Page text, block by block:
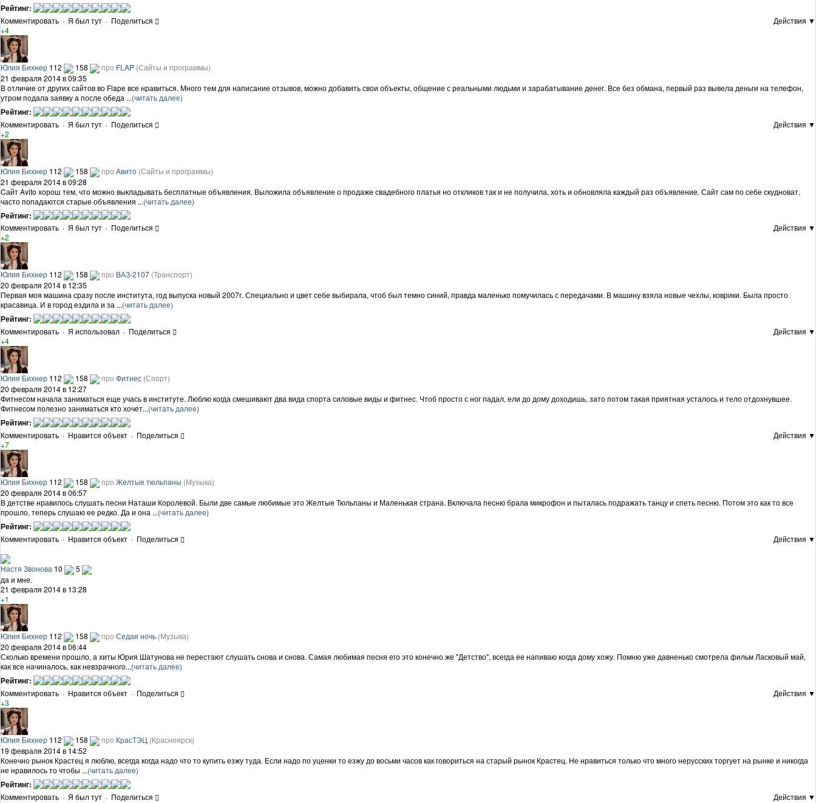
Рейтинг:
Комментировать · Я был тут · Поделиться
Действия ▼
+4
Юлия Бихнер 112 158 про FLAP (Сайты и программы)
21 февраля 2014 в 09:35
В отличие от других сайтов во Flapе все нравиться. Много тем для написание отзывов, можно добавить свои объекты, общение с реальными людьми и зарабатывание денег. Все без обмана, первый раз вывела деньги на телефон,
утром подала заявку а после обеда ...(читать далее)
Рейтинг:
Комментировать · Я был тут · Поделиться
Действия ▼
+2
Юлия Бихнер 112 158 про Авито (Сайты и программы)
21 февраля 2014 в 09:28
Cайт Avito хорош тем, что можно выкладывать бесплатные объявления. Выложила объявление о продаже свадебного платья но откликов так и не получила, хоть и обновляла каждый раз объявление. Сайт сам по себе скудноват,
часто попадаются старые объявления ...(читать далее)
Рейтинг:
Комментировать · Я был тут · Поделиться
Действия ▼
+2
Юлия Бихнер 112 158 про ВАЗ-2107 (Транспорт)
20 февраля 2014 в 12:35
Первая моя машина сразу после института, год выпуска новый 2007г. Специально и цвет себе выбирала, чтоб был темно синий, правда маленько помучилась с передачами. В машину взяла новые чехлы, коврики. Была просто
красавица. И в город ездила и за ...(читать далее)
Рейтинг:
Комментировать · Я использовал · Поделиться
Действия ▼
+4
Юлия Бихнер 112 158 про Фитнес (Спорт)
20 февраля 2014 в 12:27
Фитнесом начала заниматься еще учась в институте. Люблю когда смешивают два вида спорта силовые виды и фитнес. Чтоб просто с ног падал, ели до дому доходишь, зато потом такая приятная усталось и тело отдохнувшее.
Фитнесом полезно заниматься кто хочет...(читать далее)
Рейтинг:
Комментировать · Нравится объект · Поделиться
Действия ▼
+7
Юлия Бихнер 112 158 про Желтые тюльпаны (Музыка)
20 февраля 2014 в 06:57
В детстве нравилось слушать песни Наташи Королевой. Были две самые любимые это Желтые Тюльпаны и Маленькая страна. Включала песню брала микрофон и пыталась подражать танцу и спеть песню. Потом это как то все
прошло, теперь слушаю ее редко. Да и она ...(читать далее)
Рейтинг:
Комментировать · Нравится объект · Поделиться Действия ▼
Настя Звонова 10
5
да и мне.
21 февраля 2014 в 13:28
+1
Юлия Бихнер 112 158 про Седая ночь (Музыка)
20 февраля 2014 в 06:44
Сколько времени прошло, а хиты Юрия Шатунова не перестают слушать снова и снова. Самая любимая песня его это конечно же "Детство", всегда ее напиваю когда дому хожу. Помню уже давненько смотрела фильм Ласковый май,
как все начиналось, как невзрачного...(читать далее)
Рейтинг:
Комментировать · Нравится объект · Поделиться
Действия ▼
+3
Юлия Бихнер 112 158 про КрасТЭЦ (Красноярск)
19 февраля 2014 в 14:52
Конечно рынок Крастец я люблю, всегда когда надо что то купить езжу туда. Если надо по уценки то езжу до восьми часов как говориться на старый рынок Крастец. Не нравиться только что много нерусских торгует на рынке и никогда
не нравилось то чтобы ...(читать далее)
Рейтинг:
Комментировать · Я был тут · Поделиться
Действия ▼